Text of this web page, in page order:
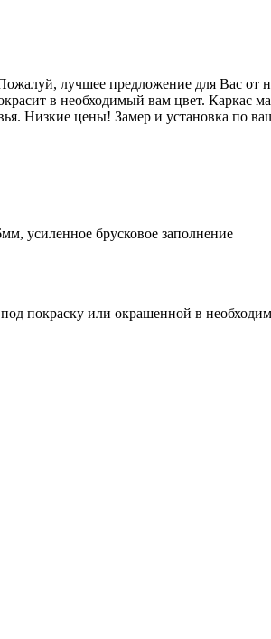
лучшее предложение для Вас от
в необходимый вам цвет. Каркас
Низкие цены! Замер и установка по
усиленное брусковое заполнение
покраску или окрашенной в